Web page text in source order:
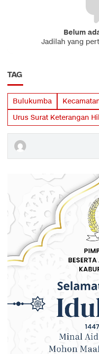
Belum
Jadilah yang
TAG
Bulukumba
Urus Surat Keterangan